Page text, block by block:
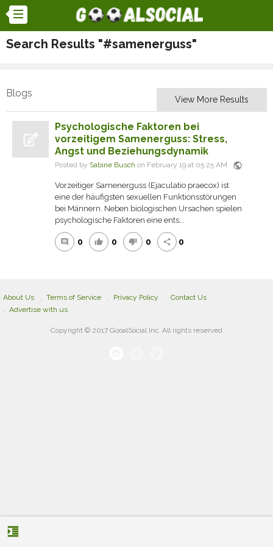
Search Results "#samenerguss"
Blogs
View More Results
Psychologische Faktoren bei
vorzeitigem Samenerguss: Stress,
Angst und Beziehungsdynamik
Posted by Sabine Busch on February 19 at 05:25 AM public
Vorzeitiger Samenerguss (Ejaculatio praecox) ist
eine der häufigsten sexuellen Funktionsstörungen
bei Männern. Neben biologischen Ursachen spielen
psychologische Faktoren eine ents...
comment 0 thumb_up 0 thumb_down 0 share 0
format_indent_increase
About Us Terms of Service Privacy Policy
Contact Us
Advertise with us
Copyright © 2017 GooalSocial Inc. All rights reserved